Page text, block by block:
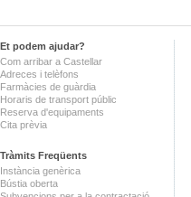
Et podem ajudar?
Com arribar a Castellar
Adreces i telèfons
Farmàcies de guàrdia
Horaris de transport públic
Reserva d'equipaments
Cita prèvia
Tràmits Freqüents
Instància genèrica
Bústia oberta